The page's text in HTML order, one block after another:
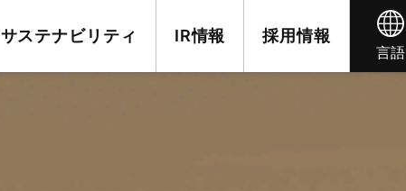
サステナビリティ IR情報 採用情報
言語